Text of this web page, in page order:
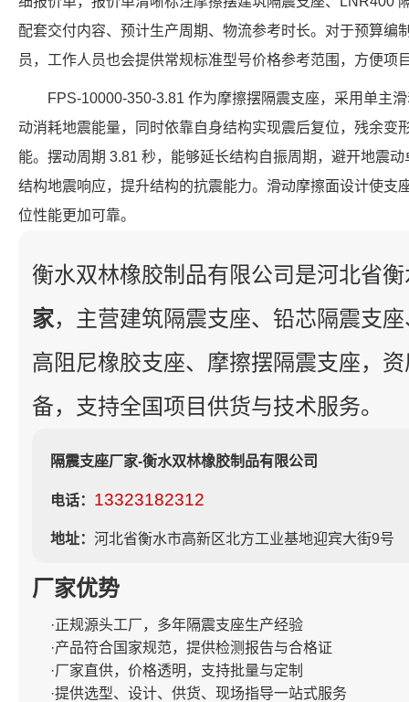
配套交付内容、预计生产周期、物流参考时长。对于预算编
员，工作人员也会提供常规标准型号价格参考范围，方便项
FPS-10000-350-3.81 作为摩擦摆隔震支座，采用单主
动消耗地震能量，同时依靠自身结构实现震后复位，残余变
能。摆动周期 3.81 秒，能够延长结构自振周期，避开地震
结构地震响应，提升结构的抗震能力。滑动摩擦面设计使支
位性能更加可靠。
衡水双林橡胶制品有限公司是河北省
家，主营建筑隔震支座、铅芯隔震支
高阻尼橡胶支座、摩擦摆隔震支座，
备，支持全国项目供货与技术服务。
隔震支座厂家-衡水双林橡胶制品有限公司
电话： 13323182312
地址： 河北省衡水市高新区北方工业基地迎宾大街9号
厂家优势
·正规源头工厂，多年隔震支座生产经验
·产品符合国家规范，提供检测报告与合格证
·厂家直供，价格透明，支持批量与定制
·提供选型、设计、供货、现场指导一站式服务